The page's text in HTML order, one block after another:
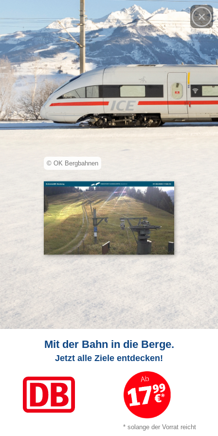
© OK Bergbahnen
Mit der Bahn in die Berge.
Jetzt alle Ziele entdecken!
* solange der Vorrat reicht